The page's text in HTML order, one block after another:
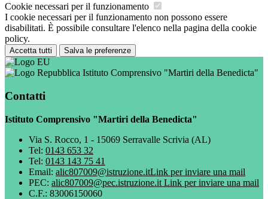
Cookie necessari per il funzionamento
I cookie necessari per il funzionamento non possono essere
disabilitati. È possibile consultare l'elenco nella pagina della cookie
policy.
Accetta tutti Salva le preferenze
Istituto Comprensivo "Martiri della Benedicta"
Contatti
Istituto Comprensivo "Martiri della Benedicta"
Via S. Rocco, 1 - 15069 Serravalle Scrivia (AL)
Tel: 0143 653 32
Tel: 0143 143 75 41
Email: alic807009@istruzione.itLink per inviare una mail
PEC: alic807009@pec.istruzione.it Link per inviare una mail
C.F.: 83006150060